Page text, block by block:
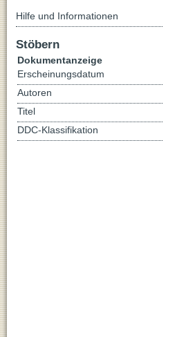
Hilfe und Informationen
Stöbern
Dokumentanzeige
Erscheinungsdatum
Autoren
Titel
DDC-Klassifikation